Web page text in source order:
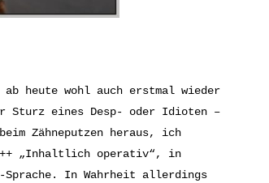
heute wohl auch erstmal wieder
Sturz eines Desp- oder Idioten –
Zähneputzen heraus, ich
+++ „Inhaltlich operativ“, in
Sprache. In Wahrheit allerdings